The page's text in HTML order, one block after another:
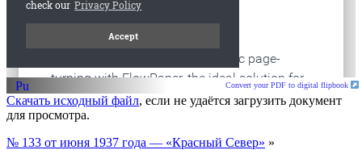
Convert your PDF to digital flipbook
Скачать исходный файл, если не удаётся загрузить документ
для просмотра.
№ 133 от июня 1937 года — «Красный Север» »